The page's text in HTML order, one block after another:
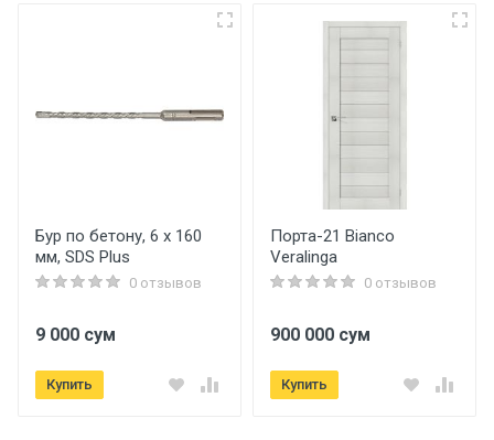
Бур по бетону, 6 x 160
мм, SDS Plus
0 отзывов
9 000 сум
Купить
Порта-21 Bianco
Veralinga
0 отзывов
900 000 сум
Купить